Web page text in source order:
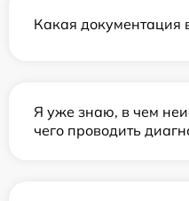
Какая документация
Я уже знаю, в чем
чего проводить